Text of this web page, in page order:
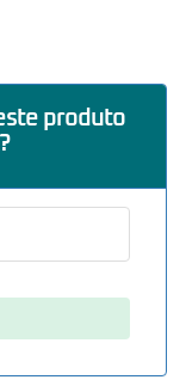
produto